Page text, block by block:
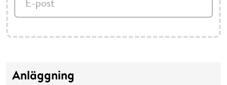
E-post
Anläggning